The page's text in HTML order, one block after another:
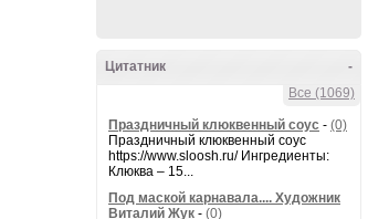
-
Цитатник
Все (1069)
Праздничный клюквенный соус - (0)
Праздничный клюквенный соус
https://www.sloosh.ru/ Ингредиенты:
Клюква – 15...
Под маской карнавала.... Художник
Виталий Жук - (0)